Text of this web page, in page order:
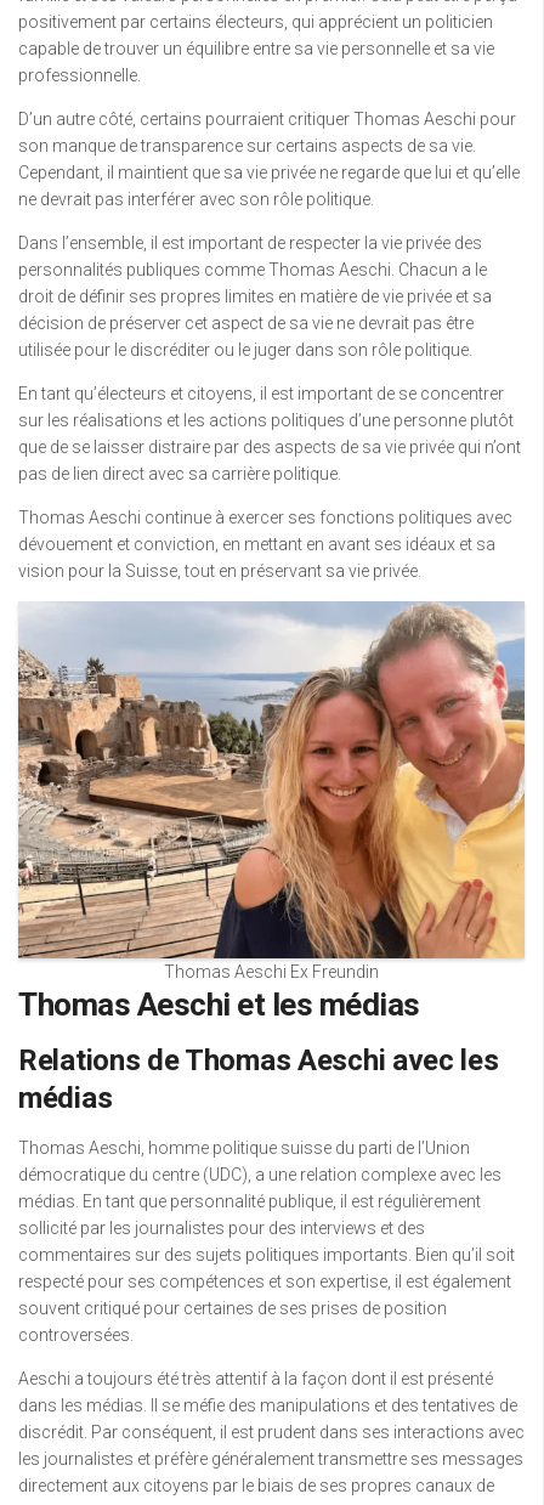
positivement par certains électeurs, qui apprécient un politicien
capable de trouver un équilibre entre sa vie personnelle et sa vie
professionnelle.
D’un autre côté, certains pourraient critiquer Thomas Aeschi pour
son manque de transparence sur certains aspects de sa vie.
Cependant, il maintient que sa vie privée ne regarde que lui et qu’elle
ne devrait pas interférer avec son rôle politique.
Dans l’ensemble, il est important de respecter la vie privée des
personnalités publiques comme Thomas Aeschi. Chacun a le
droit de définir ses propres limites en matière de vie privée et sa
décision de préserver cet aspect de sa vie ne devrait pas être
utilisée pour le discréditer ou le juger dans son rôle politique.
En tant qu’électeurs et citoyens, il est important de se concentrer
sur les réalisations et les actions politiques d’une personne plutôt
que de se laisser distraire par des aspects de sa vie privée qui n’ont
pas de lien direct avec sa carrière politique.
Thomas Aeschi continue à exercer ses fonctions politiques avec
dévouement et conviction, en mettant en avant ses idéaux et sa
vision pour la Suisse, tout en préservant sa vie privée.
Thomas Aeschi Ex Freundin
Thomas Aeschi et les médias
Relations de Thomas Aeschi avec les
médias
Thomas Aeschi, homme politique suisse du parti de l’Union
démocratique du centre (UDC), a une relation complexe avec les
médias. En tant que personnalité publique, il est régulièrement
sollicité par les journalistes pour des interviews et des
commentaires sur des sujets politiques importants. Bien qu’il soit
respecté pour ses compétences et son expertise, il est également
souvent critiqué pour certaines de ses prises de position
controversées.
Aeschi a toujours été très attentif à la façon dont il est présenté
dans les médias. Il se méfie des manipulations et des tentatives de
discrédit. Par conséquent, il est prudent dans ses interactions avec
les journalistes et préfère généralement transmettre ses messages
directement aux citoyens par le biais de ses propres canaux de